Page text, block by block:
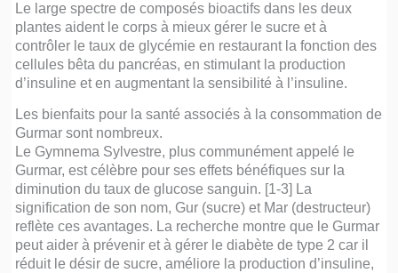
Le large spectre de composés bioactifs dans les deux
plantes aident le corps à mieux gérer le sucre et à
contrôler le taux de glycémie en restaurant la fonction des
cellules bêta du pancréas, en stimulant la production
d’insuline et en augmentant la sensibilité à l’insuline.
Les bienfaits pour la santé associés à la consommation de
Gurmar sont nombreux.
Le Gymnema Sylvestre, plus communément appelé le
Gurmar, est célèbre pour ses effets bénéfiques sur la
diminution du taux de glucose sanguin. [1-3] La
signification de son nom, Gur (sucre) et Mar (destructeur)
reflète ces avantages. La recherche montre que le Gurmar
peut aider à prévenir et à gérer le diabète de type 2 car il
réduit le désir de sucre, améliore la production d’insuline,